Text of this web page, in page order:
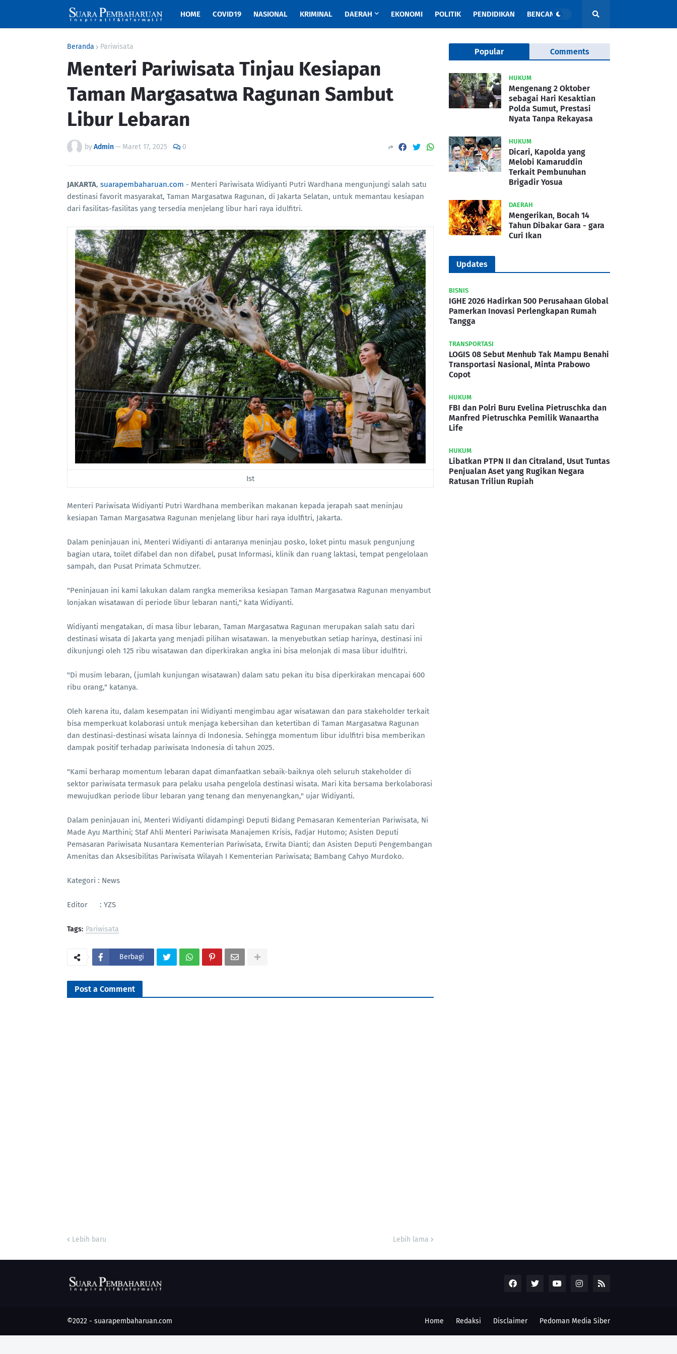
HOME COVID19 NASIONAL KRIMINAL DAERAH EKONOMI POLITIK PENDIDIKAN BENCANA
Beranda Pariwisata
Menteri Pariwisata Tinjau Kesiapan
Taman Margasatwa Ragunan Sambut
Libur Lebaran
byAdmin— Maret 17, 2025 0
JAKARTA, suarapembaharuan.com - Menteri Pariwisata Widiyanti Putri Wardhana mengunjungi salah satu
destinasi favorit masyarakat, Taman Margasatwa Ragunan, di Jakarta Selatan, untuk memantau kesiapan
dari fasilitas-fasilitas yang tersedia menjelang libur hari raya idulfitri.
Ist
Menteri Pariwisata Widiyanti Putri Wardhana memberikan makanan kepada jerapah saat meninjau
kesiapan Taman Margasatwa Ragunan menjelang libur hari raya idulfitri, Jakarta.
Dalam peninjauan ini, Menteri Widiyanti di antaranya meninjau posko, loket pintu masuk pengunjung
bagian utara, toilet difabel dan non difabel, pusat Informasi, klinik dan ruang laktasi, tempat pengelolaan
sampah, dan Pusat Primata Schmutzer.
"Peninjauan ini kami lakukan dalam rangka memeriksa kesiapan Taman Margasatwa Ragunan menyambut
lonjakan wisatawan di periode libur lebaran nanti," kata Widiyanti.
Widiyanti mengatakan, di masa libur lebaran, Taman Margasatwa Ragunan merupakan salah satu dari
destinasi wisata di Jakarta yang menjadi pilihan wisatawan. Ia menyebutkan setiap harinya, destinasi ini
dikunjungi oleh 125 ribu wisatawan dan diperkirakan angka ini bisa melonjak di masa libur idulfitri.
"Di musim lebaran, (jumlah kunjungan wisatawan) dalam satu pekan itu bisa diperkirakan mencapai 600
ribu orang," katanya.
Oleh karena itu, dalam kesempatan ini Widiyanti mengimbau agar wisatawan dan para stakeholder terkait
bisa memperkuat kolaborasi untuk menjaga kebersihan dan ketertiban di Taman Margasatwa Ragunan
dan destinasi-destinasi wisata lainnya di Indonesia. Sehingga momentum libur idulfitri bisa memberikan
dampak positif terhadap pariwisata Indonesia di tahun 2025.
"Kami berharap momentum lebaran dapat dimanfaatkan sebaik-baiknya oleh seluruh stakeholder di
sektor pariwisata termasuk para pelaku usaha pengelola destinasi wisata. Mari kita bersama berkolaborasi
mewujudkan periode libur lebaran yang tenang dan menyenangkan," ujar Widiyanti.
Dalam peninjauan ini, Menteri Widiyanti didampingi Deputi Bidang Pemasaran Kementerian Pariwisata, Ni
Made Ayu Marthini; Staf Ahli Menteri Pariwisata Manajemen Krisis, Fadjar Hutomo; Asisten Deputi
Pemasaran Pariwisata Nusantara Kementerian Pariwisata, Erwita Dianti; dan Asisten Deputi Pengembangan
Amenitas dan Aksesibilitas Pariwisata Wilayah I Kementerian Pariwisata; Bambang Cahyo Murdoko.
Kategori : News
Editor : YZS
Tags: Pariwisata
Berbagi
Post a Comment
Lebih baru Lebih lama
Popular Comments
HUKUM
Mengenang 2 Oktober
sebagai Hari Kesaktian
Polda Sumut, Prestasi
Nyata Tanpa Rekayasa
HUKUM
Dicari, Kapolda yang
Melobi Kamaruddin
Terkait Pembunuhan
Brigadir Yosua
DAERAH
Mengerikan, Bocah 14
Tahun Dibakar Gara - gara
Curi Ikan
Updates
BISNIS
IGHE 2026 Hadirkan 500 Perusahaan Global
Pamerkan Inovasi Perlengkapan Rumah
Tangga
TRANSPORTASI
LOGIS 08 Sebut Menhub Tak Mampu Benahi
Transportasi Nasional, Minta Prabowo
Copot
HUKUM
FBI dan Polri Buru Evelina Pietruschka dan
Manfred Pietruschka Pemilik Wanaartha
Life
HUKUM
Libatkan PTPN II dan Citraland, Usut Tuntas
Penjualan Aset yang Rugikan Negara
Ratusan Triliun Rupiah
©2022 - suarapembaharuan.com Home Redaksi Disclaimer Pedoman Media Siber